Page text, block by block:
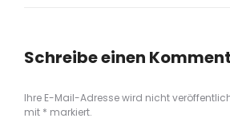
Schreibe einen
Ihre E-Mail-Adresse wird nicht
mit * markiert.